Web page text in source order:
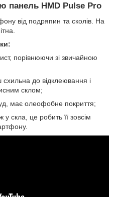
панель HMD Pulse Pro
від подряпин та сколів. На
порівнюючи зі звичайною
схильна до відклеювання і
склом;
має олеофобне покриття;
скла, це робить її зовсім